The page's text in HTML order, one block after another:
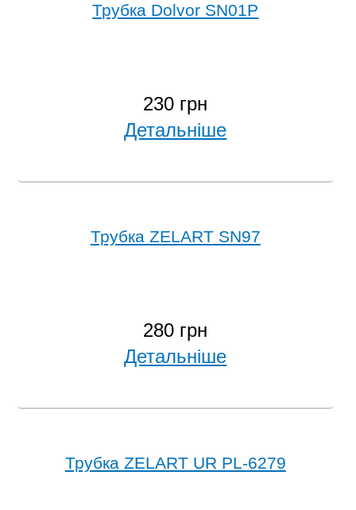
Трубка Dolvor SN01P
230 грн
Детальніше
Трубка ZELART SN97
280 грн
Детальніше
Трубка ZELART UR PL-6279